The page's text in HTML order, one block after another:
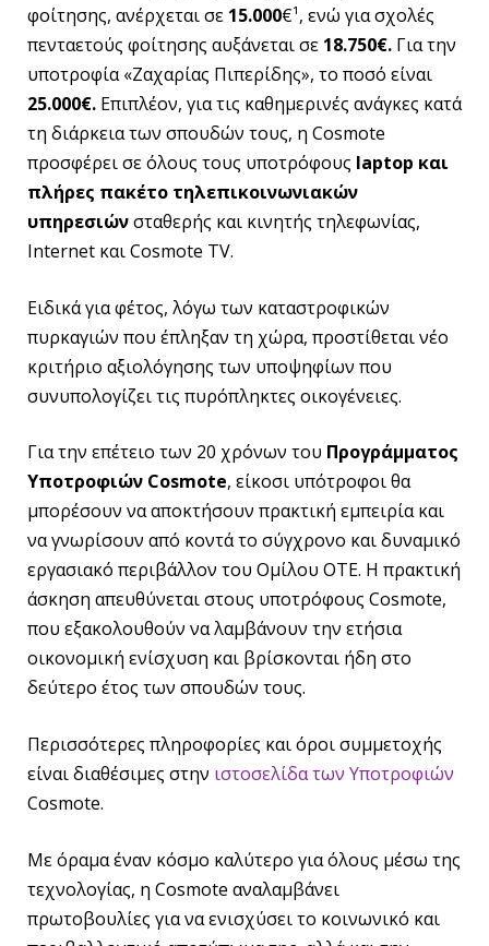
φοίτησης, ανέρχεται σε 15.000€¹, ενώ για σχολές
πενταετούς φοίτησης αυξάνεται σε 18.750€. Για την
υποτροφία «Ζαχαρίας Πιπερίδης», το ποσό είναι
25.000€. Επιπλέον, για τις καθημερινές ανάγκες κατά
τη διάρκεια των σπουδών τους, η Cosmote
προσφέρει σε όλους τους υποτρόφους laptop και
πλήρες πακέτο τηλεπικοινωνιακών
υπηρεσιώνσταθερής και κινητής τηλεφωνίας,
Internet και Cosmote TV.
Ειδικά για φέτος, λόγω των καταστροφικών
πυρκαγιών που έπληξαν τη χώρα, προστίθεται νέο
κριτήριο αξιολόγησης των υποψηφίων που
συνυπολογίζει τις πυρόπληκτες οικογένειες.
Για την επέτειο των 20 χρόνων του Προγράμματος
Υποτροφιών Cosmote, είκοσι υπότροφοι θα
μπορέσουν να αποκτήσουν πρακτική εμπειρία και
να γνωρίσουν από κοντά το σύγχρονο και δυναμικό
εργασιακό περιβάλλον του Ομίλου ΟΤΕ. Η πρακτική
άσκηση απευθύνεται στους υποτρόφους Cosmote,
που εξακολουθούν να λαμβάνουν την ετήσια
οικονομική ενίσχυση και βρίσκονται ήδη στο
δεύτερο έτος των σπουδών τους.
Περισσότερες πληροφορίες και όροι συμμετοχής
είναι διαθέσιμες στην ιστοσελίδα των Υποτροφιών
Cosmote.
Με όραμα έναν κόσμο καλύτερο για όλους μέσω της
τεχνολογίας, η Cosmote αναλαμβάνει
πρωτοβουλίες για να ενισχύσει το κοινωνικό και